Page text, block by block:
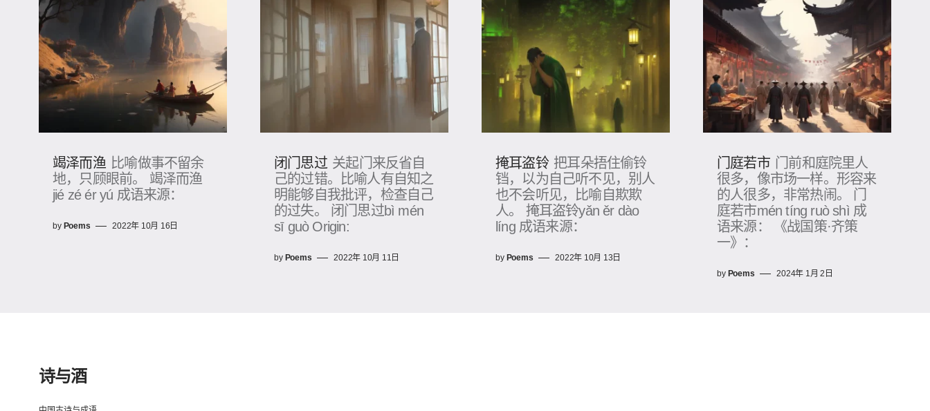
竭泽而渔 比喻做事不留余
地，只顾眼前。 竭泽而渔
jié zé ér yú 成语来源：
by Poems 2022年 10月 16日
闭门思过 关起门来反省自
己的过错。比喻人有自知之
明能够自我批评，检查自己
的过失。 闭门思过bì mén
sī guò Origin:
by Poems 2022年 10月 11日
掩耳盗铃 把耳朵捂住偷铃
铛，以为自己听不见，别人
也不会听见，比喻自欺欺
人。 掩耳盗铃yǎn ěr dào
líng 成语来源：
by Poems 2022年 10月 13日
门庭若市 门前和庭院里人
很多，像市场一样。形容来
的人很多，非常热闹。 门
庭若市mén tíng ruò shì 成
语来源： 《战国策·齐策
一》：
by Poems 2024年 1月 2日
诗与酒